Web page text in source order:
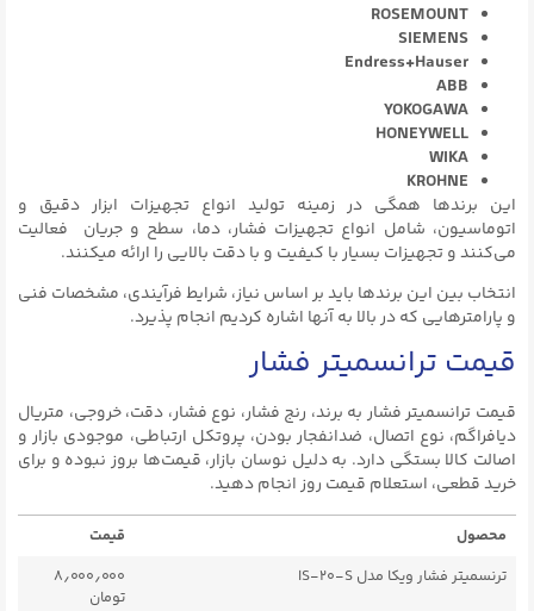
ROSEMOUNT
SIEMENS
Endress+Hauser
ABB
YOKOGAWA
HONEYWELL
WIKA
KROHNE
این برندها همگی در زمینه تولید انواع تجهیزات ابزار دقیق و
اتوماسیون، شامل انواع تجهیزات فشار، دما، سطح و جریان فعالیت
می‌کنند و تجهیزات بسیار با کیفیت و با دقت بالایی را ارائه میکنند.
انتخاب بین این برندها باید بر اساس نیاز، شرایط فرآیندی، مشخصات فنی
و پارامترهایی که در بالا به آنها اشاره کردیم انجام پذیرد.
قیمت ترانسمیتر فشار
قیمت ترانسمیتر فشار به برند، رنج فشار، نوع فشار، دقت، خروجی، متریال
دیافراگم، نوع اتصال، ضدانفجار بودن، پروتکل ارتباطی، موجودی بازار و
اصالت کالا بستگی دارد. به دلیل نوسان بازار، قیمت‌ها بروز نبوده و برای
خرید قطعی، استعلام قیمت روز انجام دهید.
محصول
قیمت
ترنسمیتر فشار ویکا مدل IS-۲۰-S
۸٫۰۰۰٫۰۰۰
تومان